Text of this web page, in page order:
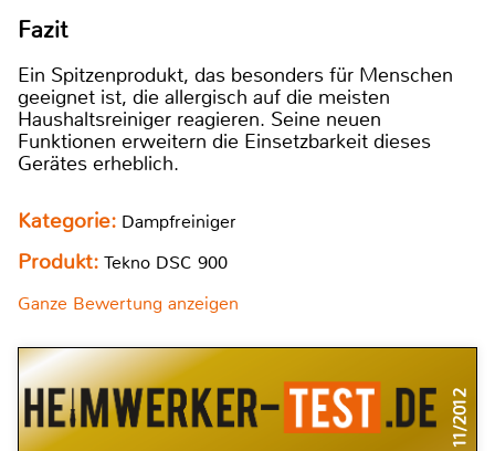
Fazit
Ein Spitzenprodukt, das besonders für Menschen
geeignet ist, die allergisch auf die meisten
Haushaltsreiniger reagieren. Seine neuen
Funktionen erweitern die Einsetzbarkeit dieses
Gerätes erheblich.
Kategorie: Dampfreiniger
Produkt: Tekno DSC 900
Ganze Bewertung anzeigen
11/2012